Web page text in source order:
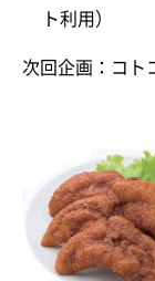
ト利用）
次回企画：コト